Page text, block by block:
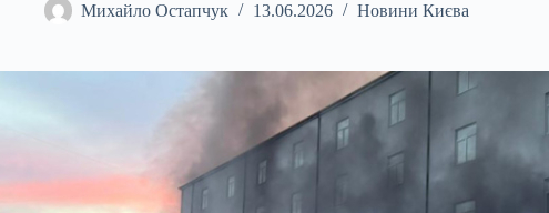
Михайло Остапчук 13.06.2026 Новини Києва